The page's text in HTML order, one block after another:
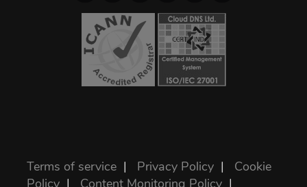
Terms of service | Privacy Policy | Cookie
Policy | Content Monitoring Policy |